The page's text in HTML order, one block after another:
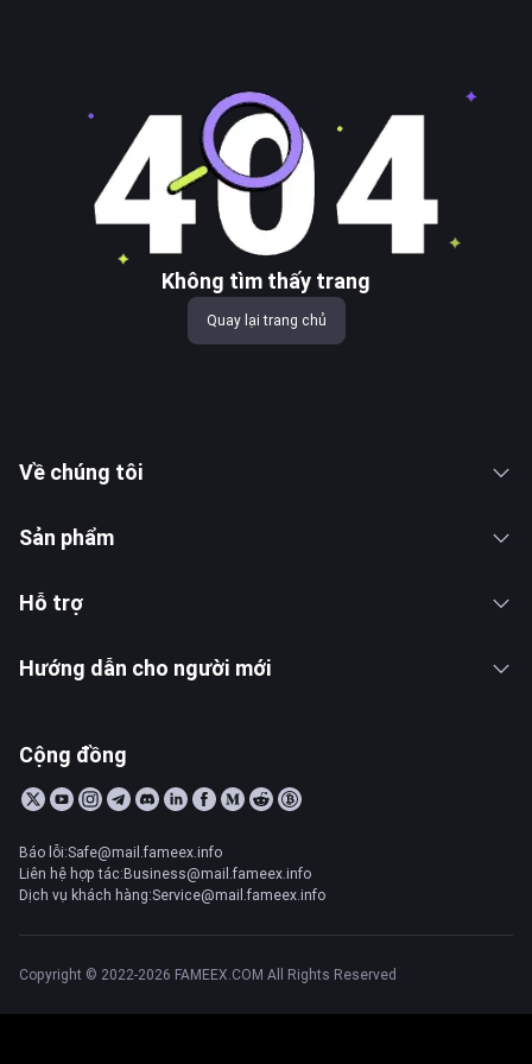
Không tìm thấy trang
Quay lại trang chủ
Về chúng tôi
Sản phẩm
Hỗ trợ
Hướng dẫn cho người mới
Cộng đồng
Báo lỗi:Safe@mail.fameex.info
Liên hệ hợp tác:Business@mail.fameex.info
Dịch vụ khách hàng:Service@mail.fameex.info
Copyright © 2022-2026 FAMEEX.COM All Rights Reserved